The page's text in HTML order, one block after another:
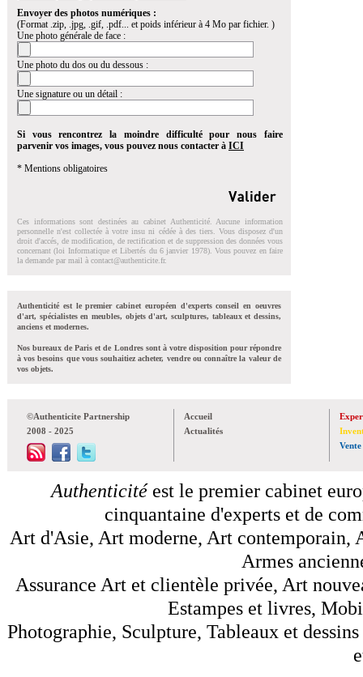
Envoyer des photos numériques :
(Format .zip, .jpg, .gif, .pdf... et poids inférieur à 4 Mo par fichier. )
Une photo générale de face :
Une photo du dos ou du dessous :
Une signature ou un détail :
Si vous rencontrez la moindre difficulté pour nous faire
parvenir vos images, vous pouvez nous contacter à ICI
* Mentions obligatoires
Ces informations sont destinées au cabinet Authenticité. Aucune information
personnelle n'est collectée à votre insu ni cédée à des tiers. Vous disposez d'un
droit d'accés, de modification, de rectification et de suppression des données vous
concernant (loi Informatique et Libertés du 6 janvier 1978). Vous pouvez en faire
la demande par mail à contact@authenticite.fr.
Authenticité est le premier cabinet européen d'experts conseil en oeuvres
d'art, spécialistes en meubles, objets d'art, sculptures, tableaux et dessins,
anciens et modernes.
Nos bureaux de Paris et de Londres sont à votre disposition pour répondre
à vos besoins que vous souhaitiez acheter, vendre ou connaître la valeur de
vos objets.
©Authenticite Partnership
2008 - 2025
Accueil
Actualités
Vente
Authenticitéest le premier cabinet
cinquantaine d'experts et de
Art d'Asie, Art moderne, Art contemporain,
Armes
Assurance Art et clientèle privée, Art
Estampes et livres,
Photographie, Sculpture, Tableaux et